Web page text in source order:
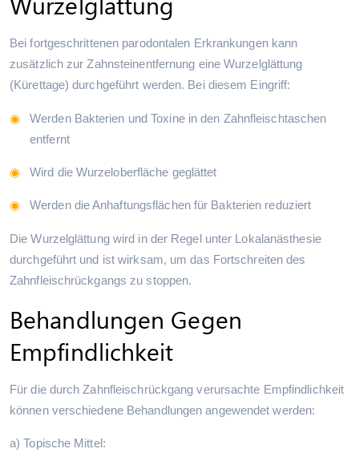
Bei fortgeschrittenen parodontalen Erkrankungen kann
zusätzlich zur Zahnsteinentfernung eine Wurzelglättung
(Kürettage) durchgeführt werden. Bei diesem Eingriff:
Werden Bakterien und Toxine in den Zahnfleischtaschen
entfernt
Wird die Wurzeloberfläche geglättet
Werden die Anhaftungsflächen für Bakterien reduziert
Die Wurzelglättung wird in der Regel unter Lokalanästhesie
durchgeführt und ist wirksam, um das Fortschreiten des
Zahnfleischrückgangs zu stoppen.
Behandlungen Gegen
Empfindlichkeit
Für die durch Zahnfleischrückgang verursachte Empfindlichkeit
können verschiedene Behandlungen angewendet werden:
a) Topische Mittel: